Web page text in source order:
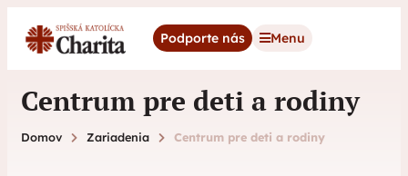
Podporte nás Menu
Centrum pre deti a rodiny
Domov Zariadenia Centrum pre deti a rodiny